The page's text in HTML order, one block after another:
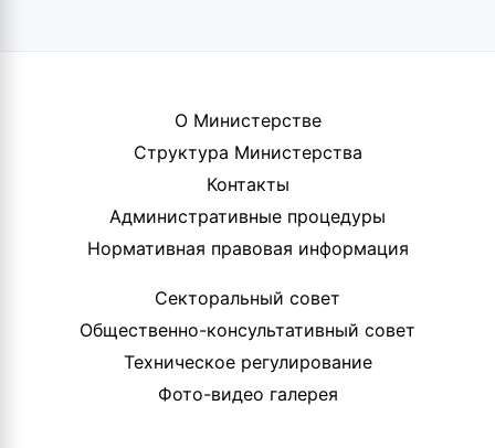
О Министерстве
Структура Министерства
Контакты
Административные процедуры
Нормативная правовая информация
Секторальный совет
Общественно-консультативный совет
Техническое регулирование
Фото-видео галерея